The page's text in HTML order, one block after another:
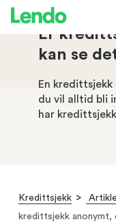
Er
kan se
En
du vil alltid bli
har
Kredittsjekk
kredittsjekk anonymt,